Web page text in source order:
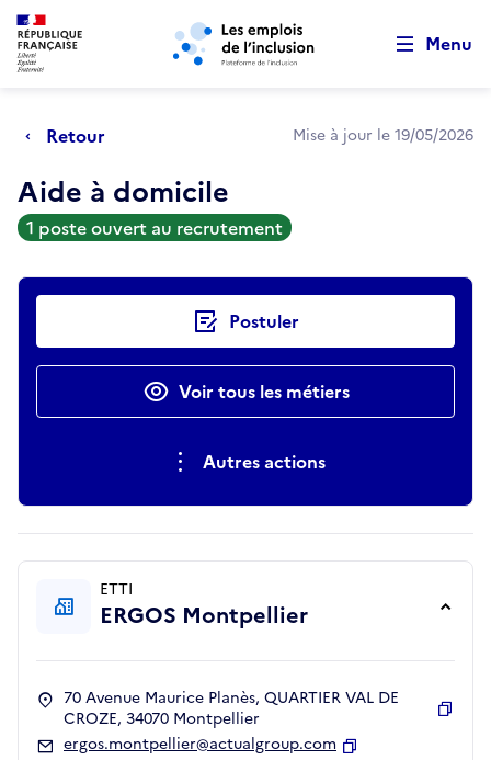
Aller au menu principal Aller au contenu principal
Menu
Retour Mise à jour le 19/05/2026
Aide à domicile
1 poste ouvert au recrutement
Actions rapides Postuler
Voir tous les métiers
Autres actions
ETTI
ERGOS Montpellier
70 Avenue Maurice Planès, QUARTIER VAL DE
CROZE, 34070 Montpellier
ergos.montpellier@actualgroup.com
Retour au début de la page
Panneau de gestion des cookies